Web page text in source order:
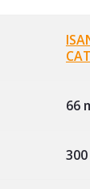
66